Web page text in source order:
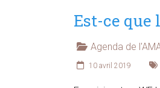
Est-ce que
Agenda de
10 avril 2019